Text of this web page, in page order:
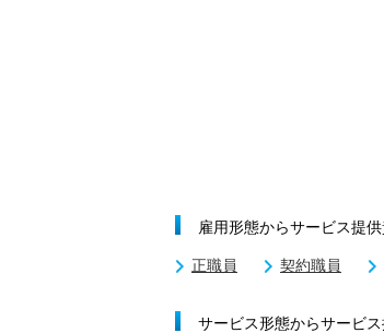
雇用形態からサービス提
正職員 契約職員
サービス形態からサービ